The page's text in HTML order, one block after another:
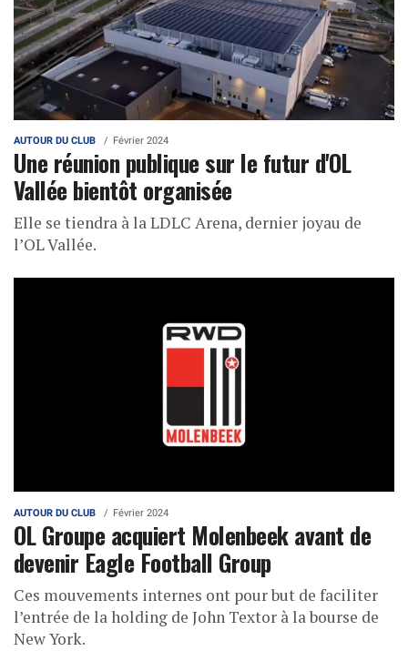
AUTOUR DU CLUB Février 2024
Une réunion publique sur le futur d'OL
Vallée bientôt organisée
Elle se tiendra à la LDLC Arena, dernier joyau de
l’OL Vallée.
AUTOUR DU CLUB Février 2024
OL Groupe acquiert Molenbeek avant de
devenir Eagle Football Group
Ces mouvements internes ont pour but de faciliter
l’entrée de la holding de John Textor à la bourse de
New York.